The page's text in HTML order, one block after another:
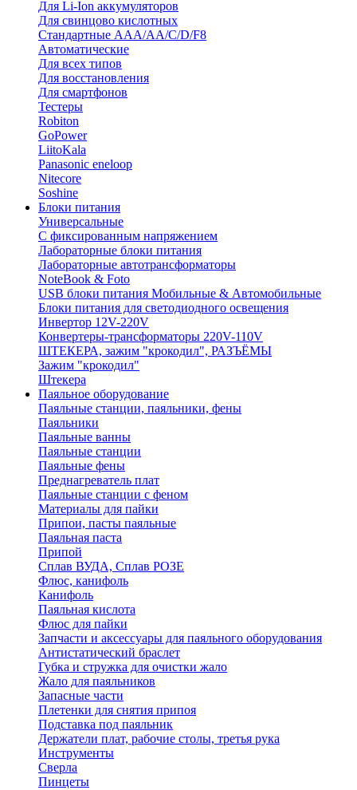
Для Li-Ion аккумуляторов
Для свинцово кислотных
Стандартные ААА/АА/С/D/F8
Автоматические
Для всех типов
Для восстановления
Для смартфонов
Тестеры
Robiton
GoPower
LiitoKala
Panasonic eneloop
Nitecore
Soshine
Блоки питания
Универсальные
C фиксированным напряжением
Лабораторные блоки питания
Лабораторные автотрансформаторы
NoteBook & Foto
USB блоки питания Мобильные & Автомобильные
Блоки питания для светодиодного освещения
Инвертор 12V-220V
Конвертеры-трансформаторы 220V-110V
ШТЕКЕРА, зажим "крокодил", РАЗЪЁМЫ
Зажим "крокодил"
Штекера
Паяльное оборудование
Паяльные станции, паяльники, фены
Паяльники
Паяльные ванны
Паяльные станции
Паяльные фены
Преднагреватель плат
Паяльные станции с феном
Материалы для пайки
Припои, пасты паяльные
Паяльная паста
Припой
Сплав ВУДА, Сплав РОЗЕ
Флюс, канифоль
Канифоль
Паяльная кислота
Флюс для пайки
Запчасти и аксессуары для паяльного оборудования
Антистатический браслет
Губка и стружка для очистки жало
Жало для паяльников
Запасные части
Плетенки для снятия припоя
Подставка под паяльник
Держатели плат, рабочие столы, третья рука
Инструменты
Сверла
Пинцеты